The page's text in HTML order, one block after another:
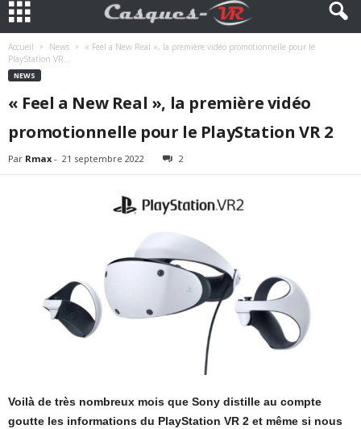
Accueil News
« Feel a New Real », la première vidéo promotionnelle pour le
PlayStation VR...
NEWS
« Feel a New Real », la première vidéo
promotionnelle pour le PlayStation VR 2
Par Rmax - 21 septembre 2022 2
Voilà de très nombreux mois que Sony distille au compte
goutte les informations du PlayStation VR 2 et même si nous